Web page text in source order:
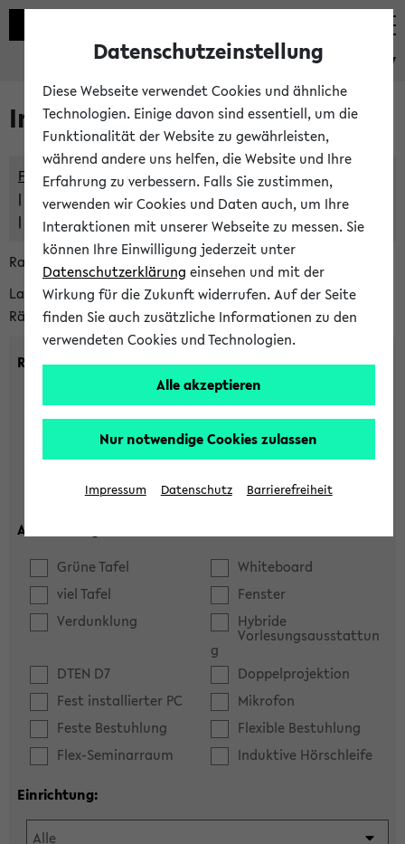
eKVV
Im eKVV verwaltete Räume
Freie Räume und Veranstaltungsüberschneidungen
Raumüberschneidungen
Hinweise der zentralen Raumvergabe
Raumanfragen:
raumvergabe@uni-bielefeld.de
Lassen Sie sich alle Räume anzeigen oder suchen Sie nach
Räumen mit bestimmten Eigenschaften:
Raumkriterien:
max. Plätze:
Ausstattung:
Grüne Tafel
Whiteboard
viel Tafel
Fenster
Verdunklung
Hybride
Vorlesungsausstattun
g
DTEN D7
Doppelprojektion
Fest installierter PC
Mikrofon
Feste Bestuhlung
Flexible Bestuhlung
Flex-Seminarraum
Induktive Hörschleife
Einrichtung:
Datenschutzeinstellung
Diese Webseite verwendet Cookies und ähnliche
Technologien. Einige davon sind essentiell, um die
Funktionalität der Website zu gewährleisten,
während andere uns helfen, die Website und Ihre
Erfahrung zu verbessern. Falls Sie zustimmen,
verwenden wir Cookies und Daten auch, um Ihre
Interaktionen mit unserer Webseite zu messen. Sie
können Ihre Einwilligung jederzeit unter
Datenschutzerklärung einsehen und mit der
Wirkung für die Zukunft widerrufen. Auf der Seite
finden Sie auch zusätzliche Informationen zu den
verwendeten Cookies und Technologien.
Alle akzeptieren
Nur notwendige Cookies zulassen
Impressum Datenschutz Barrierefreiheit